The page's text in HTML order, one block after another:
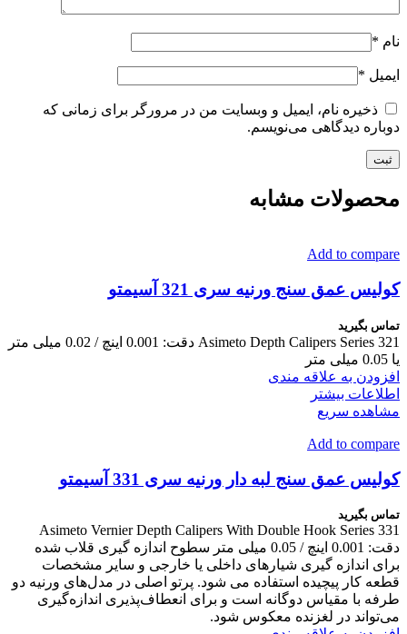
نام *
ایمیل *
ذخیره نام، ایمیل و وبسایت من در مرورگر برای زمانی که
دوباره دیدگاهی می‌نویسم.
محصولات مشابه
Add to compare
کولیس عمق سنج ورنیه سری 321 آسیمتو
تماس بگیرید
Asimeto Depth Calipers Series 321 دقت: 0.001 اینچ / 0.02 میلی متر
یا 0.05 میلی متر
افزودن به علاقه مندی
اطلاعات بیشتر
مشاهده سریع
Add to compare
کولیس عمق سنج لبه دار ورنیه سری 331 آسیمتو
تماس بگیرید
Asimeto Vernier Depth Calipers With Double Hook Series 331
دقت: 0.001 اینچ / 0.05 میلی متر سطوح اندازه گیری قلاب شده
برای اندازه گیری شیارهای داخلی یا خارجی و سایر مشخصات
قطعه کار پیچیده استفاده می شود. پرتو اصلی در مدل‌های ورنیه دو
طرفه با مقیاس دوگانه است و برای انعطاف‌پذیری اندازه‌گیری
می‌تواند در لغزنده معکوس شود.